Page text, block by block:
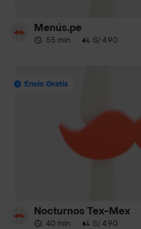
Menús.pe
55 min · S/ 4.90
Envío Gratis
Nocturnos Tex-Mex
40 min · S/ 4.90